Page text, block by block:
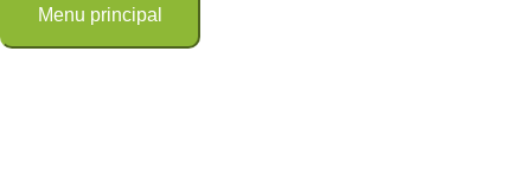
Menu principal